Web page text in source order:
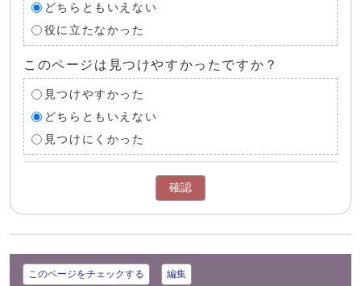
どちらともいえない
役に立たなかった
このページは見つけやすかったですか？
見つけやすかった
どちらともいえない
見つけにくかった
確認
このページをチェックする 編集